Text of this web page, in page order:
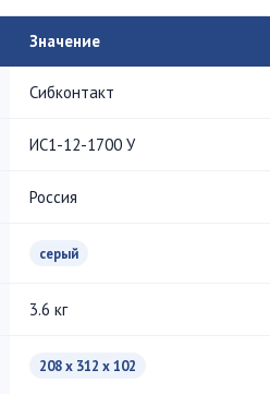
Значение
Сибконтакт
ИС1-12-1700 У
Россия
серый
3.6 кг
208 x 312 x 102